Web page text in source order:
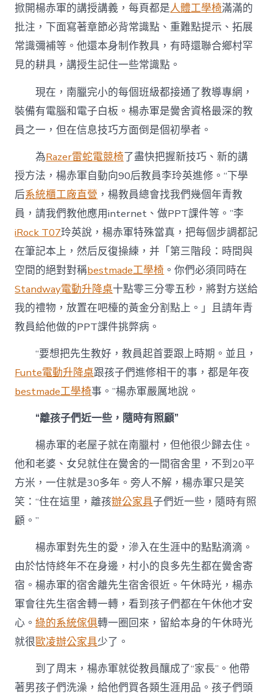
掀開楊赤軍的講授講義，每頁都是人體工學椅滿滿的
批注，下面寫著章節必背常識點、重難點提示、拓展
常識彌補等。他還本身制作教具，有時還聯合鄉村罕
見的耕具，講授生記住一些常識點。
現在，南臘完小的每個班級都接通了教導專網，
裝備有電腦和電子白板。楊赤軍是黌舍資格最深的教
員之一，但在信息技巧方面倒是個初學者。
為Razer雷蛇電競椅了盡快把握新技巧、新的講
授方法，楊赤軍自動向90后教員李玲英進修。“下學
后系統櫃工廠直營 ，楊教員總會找我們幾個年青教
員，請我們教他應用internet、做PPT課件等。”李
iRock T07玲英說，楊赤軍特殊當真，把每個步調都記
在筆記本上，然后反復操練，并「第三階段：時間與
空間的絕對對稱bestmade工學椅 。你們必須同時在
Standway電動升降桌十點零三分零五秒，將對方送給
我的禮物，放置在吧檯的黃金分割點上。」且請年青
教員給他做的PPT課件挑弊病。
“要想把先生教好，教員起首要跟上時期。並且，
Funte電動升降桌跟孩子們進修相干的事，都是年夜
bestmade工學椅事。”楊赤軍嚴厲地說。
“離孩子們近一些，隨時有照顧”
楊赤軍的老屋子就在南臘村，但他很少歸去住。
他和老婆、女兒就住在黌舍的一間宿舍里，不到20平
方米，一住就是30多年。旁人不解，楊赤軍只是笑
笑：“住在這里，離孩辦公家具子們近一些，隨時有照
顧。”
楊赤軍對先生的愛，滲入在生涯中的點點滴滴。
由於怙恃終年不在身邊，村小的良多先生都在黌舍寄
宿。楊赤軍的宿舍離先生宿舍很近。午休時光，楊赤
軍會往先生宿舍轉一轉，看到孩子們都在午休他才安
心。綠的系統傢俱轉一圈回來，留給本身的午休時光
就很歐凌辦公家具少了。
到了周末，楊赤軍就從教員釀成了“家長”。他帶
著男孩子們洗澡，給他們買各類生涯用品。孩子們頭